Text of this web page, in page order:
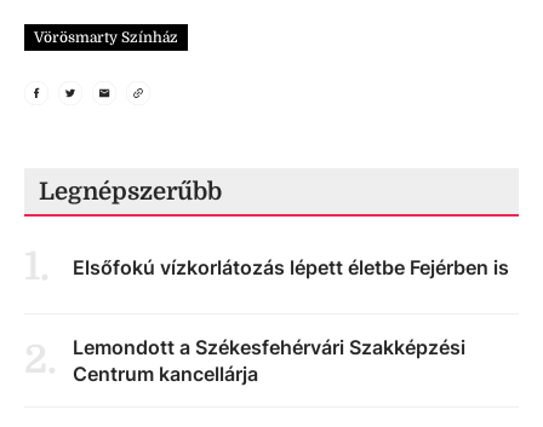
Vörösmarty Színház
Legnépszerűbb
1. Elsőfokú vízkorlátozás lépett életbe Fejérben is
2.
Lemondott a Székesfehérvári Szakképzési
Centrum kancellárja